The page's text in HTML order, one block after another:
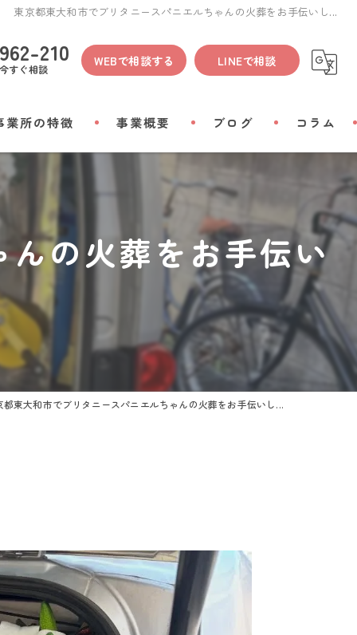
東京都東大和市でブリタニースパニエルちゃんの火葬をお手伝いし...
210
すぐ相談
WEBで相談する LINEで相談
業所の特徴
アルグッズ
事業概要 ブログ コラム
の火葬をお手伝い
都東大和市でブリタニースパニエルちゃんの火葬をお手伝いし...